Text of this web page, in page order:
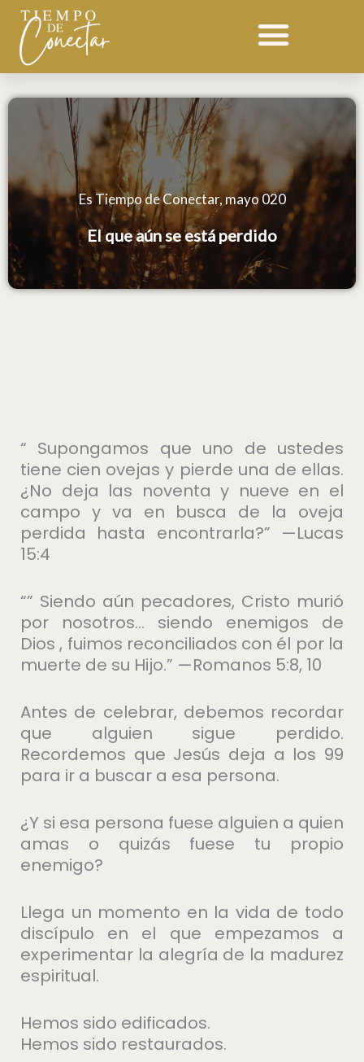
contenido
Es Tiempo de Conectar, mayo 020
El que aún se está perdido
“ Supongamos que uno de ustedes
tiene cien ovejas y pierde una de ellas.
¿No deja las noventa y nueve en el
campo y va en busca de la oveja
perdida hasta encontrarla?” —Lucas
15:4
“” Siendo aún pecadores, Cristo murió
por nosotros… siendo enemigos de
Dios , fuimos reconciliados con él por la
muerte de su Hijo.” —Romanos 5:8, 10
Antes de celebrar, debemos recordar
que alguien sigue perdido.
Recordemos que Jesús deja a los 99
para ir a buscar a esa persona.
¿Y si esa persona fuese alguien a quien
amas o quizás fuese tu propio
enemigo?
Llega un momento en la vida de todo
discípulo en el que empezamos a
experimentar la alegría de la madurez
espiritual.
Hemos sido edificados.
Hemos sido restaurados.